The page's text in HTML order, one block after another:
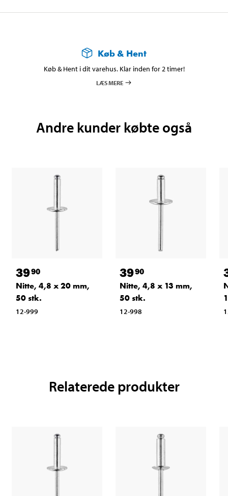
Køb & Hent
Køb & Hent i dit varehus. Klar inden for 2 timer!
LÆS MERE
Andre kunder købte også
3990
Nitte, 4,8 x 20 mm,
50 stk.
12-999
3990
Nitte, 4,8 x 13 mm,
50 stk.
12-998
Relaterede produkter